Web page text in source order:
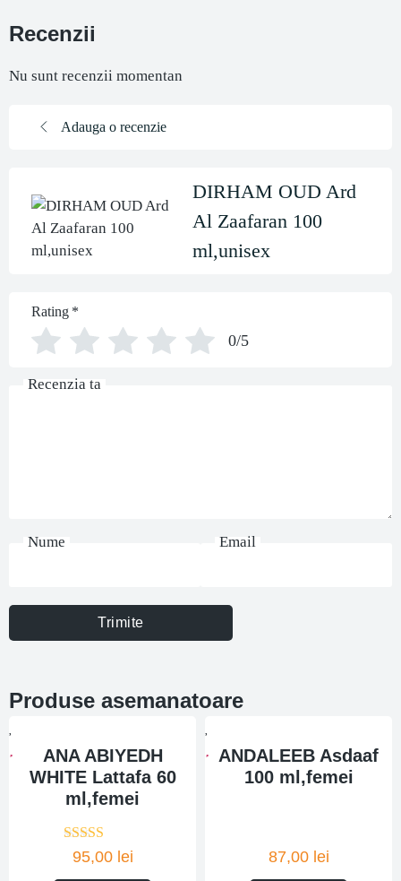
Recenzii
Nu sunt recenzii momentan
Adauga o recenzie
DIRHAM OUD Ard
Al Zaafaran 100
ml,unisex
Rating *
0/5
Recenzia ta
Nume Email
Trimite
Produse asemanatoare
ANA ABIYEDH
WHITE Lattafa 60
ml,femei
95,00 lei
Evaluat la
5.00
ANDALEEB Asdaaf
100 ml,femei
87,00 lei